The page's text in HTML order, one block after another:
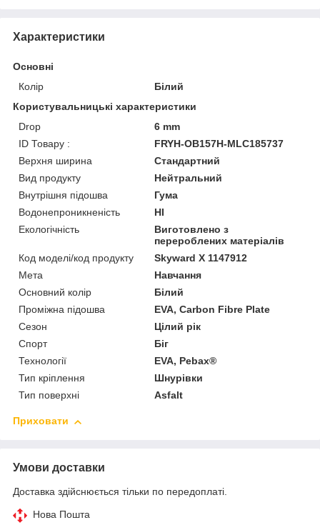
Характеристики
Основні
Колір
Білий
Користувальницькі характеристики
Drop
6 mm
ID Товару :
FRYH-OB157H-MLC185737
Верхня ширина
Стандартний
Вид продукту
Нейтральний
Внутрішня підошва
Гума
Водонепроникненість
HI
Екологічність
Виготовлено з
перероблених матеріалів
Код моделі/код продукту
Skyward X 1147912
Мета
Навчання
Основний колір
Білий
Проміжна підошва
EVA, Carbon Fibre Plate
Сезон
Цілий рік
Спорт
Біг
Технології
EVA, Pebax®
Тип кріплення
Шнурівки
Тип поверхні
Asfalt
Приховати
Умови доставки
Доставка здійснюється тільки по передоплаті.
Нова Пошта